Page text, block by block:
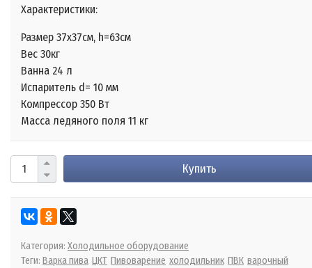
Характеристики:
Размер 37х37см, h=63см
Вес 30кг
Ванна 24 л
Испаритель d= 10 мм
Компрессор 350 Вт
Масса ледяного поля 11 кг
Купить
Категория: Холодильное оборудование
Теги: Варка пива ЦКТ Пивоварение холодильник ПВК варочный